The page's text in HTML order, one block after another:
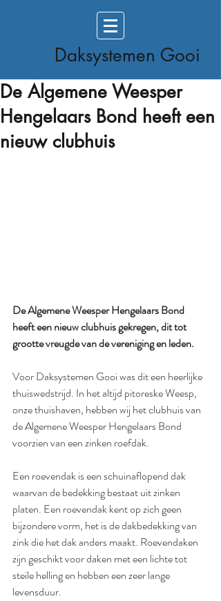
Daksystemen Gooi
De Algemene Weesper
Hengelaars Bond heeft een
nieuw clubhuis
De Algemene Weesper Hengelaars Bond
heeft een nieuw clubhuis gekregen, dit tot
grootte vreugde van de vereniging en leden.
Voor Daksystemen Gooi was dit een heerlijke
thuiswedstrijd. In het altijd pitoreske Weesp,
onze thuishaven, hebben wij het clubhuis van
de Algemene Weesper Hengelaars Bond
voorzien van een zinken roefdak.
Een roevendak is een schuinaflopend dak
waarvan de bedekking bestaat uit zinken
platen. Een roevendak kent op zich geen
bijzondere vorm, het is de dakbedekking van
zink die het dak anders maakt. Roevendaken
zijn geschikt voor daken met een lichte tot
steile helling en hebben een zeer lange
levensduur.